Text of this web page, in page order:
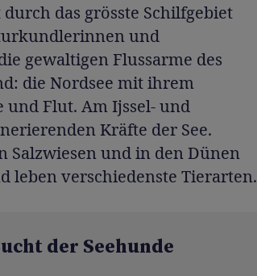
das grösste Schilfgebiet
und
gewaltigen Flussarme des
die Nordsee mit ihrem
und Flut. Am Ijssel- und
Kräfte der See.
Salzwiesen und in den Dünen
leben verschiedenste Tierarten.
der Seehunde